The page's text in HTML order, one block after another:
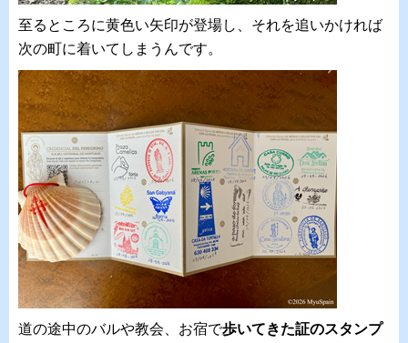
至るところに黄色い矢印が登場し、それを追いかければ
次の町に着いてしまうんです。
道の途中のバルや教会、お宿で歩いてきた証のスタンプ